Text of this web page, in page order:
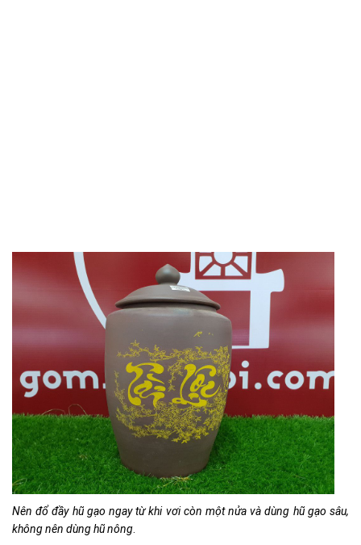
Nên đổ đầy hũ gạo ngay từ khi vơi còn một nửa và dùng hũ gạo sâu,
không nên dùng hũ nông.